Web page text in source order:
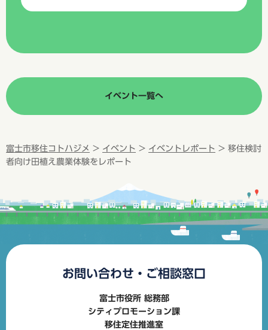
イベント一覧へ
富士市移住コトハジメ > イベント > イベントレポート > 移住検討
者向け田植え農業体験をレポート
お問い合わせ・ご相談窓口
富士市役所 総務部
シティプロモーション課
移住定住推進室